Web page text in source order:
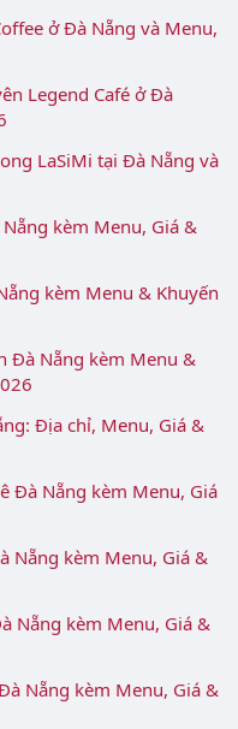
ở Đà Nẵng và Menu,
Legend Café ở Đà
LaSiMi tại Đà Nẵng và
kèm Menu, Giá &
kèm Menu & Khuyến
Đà Nẵng kèm Menu &
Địa chỉ, Menu, Giá &
Đà Nẵng kèm Menu, Giá
Nẵng kèm Menu, Giá &
Nẵng kèm Menu, Giá &
Nẵng kèm Menu, Giá &